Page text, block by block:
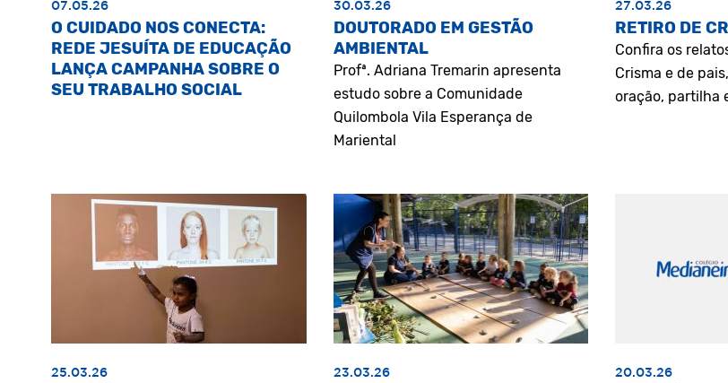
07.05.26
O CUIDADO NOS CONECTA:
REDE JESUÍTA DE EDUCAÇÃO
LANÇA CAMPANHA SOBRE O
SEU TRABALHO SOCIAL
30.03.26
DOUTORADO EM GESTÃO
AMBIENTAL
Profª. Adriana Tremarin apresenta
estudo sobre a Comunidade
Quilombola Vila Esperança de
Mariental
27.03.26
RETIRO DE
Confira os
Crisma e de
oração, partilha
25.03.26 23.03.26 20.03.26